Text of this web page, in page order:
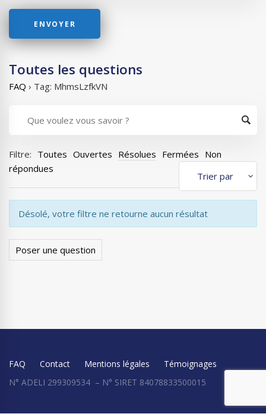
Toutes les questions
FAQ › Tag: MhmsLzfkVN
Filtre: Toutes Ouvertes Résolues Fermées Non
répondues
Désolé, votre filtre ne retourne aucun résultat
Poser une question
FAQ Contact Mentions légales
Témoignages
N° ADELI 299309534 – N° SIRET 84078833500015